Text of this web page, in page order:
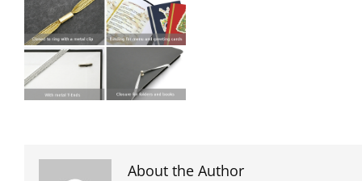
About the Author